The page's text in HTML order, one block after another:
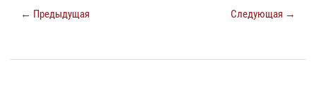
← Предыдущая Следующая →